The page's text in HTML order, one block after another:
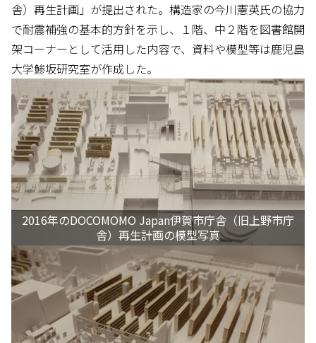
舎）再生計画」が提出された。構造家の今川憲英氏の協力
で耐震補強の基本的方針を示し、１階、中２階を図書館開
架コーナーとして活用した内容で、資料や模型等は鹿児島
大学鯵坂研究室が作成した。
2016年のDOCOMOMO Japan伊賀市庁舎（旧上野市庁
舎）再生計画の模型写真